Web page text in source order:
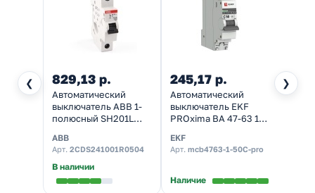
❮ ❯
829,13 р.
Автоматический
выключатель ABB 1-
полюсный SH201L
электрический)
ABB
Арт. 2CDS241001R0504
В наличии
245,17 р.
Автоматический
выключатель EKF
PROxima ВА 47-63 1P
(автомат
электрический)
EKF
Арт. mcb4763-1-50C-pro
Наличие